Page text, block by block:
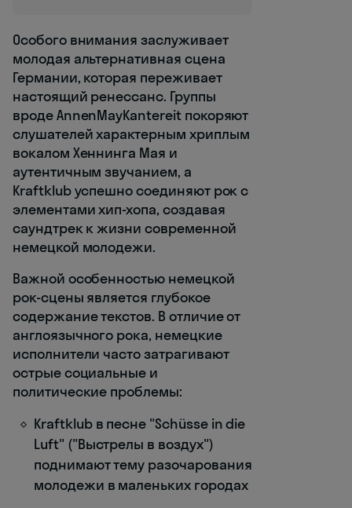
Особого внимания заслуживает
молодая альтернативная сцена
Германии, которая переживает
настоящий ренессанс. Группы
вроде AnnenMayKantereit покоряют
слушателей характерным хриплым
вокалом Хеннинга Мая и
аутентичным звучанием, а
Kraftklub успешно соединяют рок с
элементами хип-хопа, создавая
саундтрек к жизни современной
немецкой молодежи.
Важной особенностью немецкой
рок-сцены является глубокое
содержание текстов. В отличие от
англоязычного рока, немецкие
исполнители часто затрагивают
острые социальные и
политические проблемы:
Kraftklub в песне "Schüsse in die
Luft" ("Выстрелы в воздух")
поднимают тему разочарования
молодежи в маленьких городах